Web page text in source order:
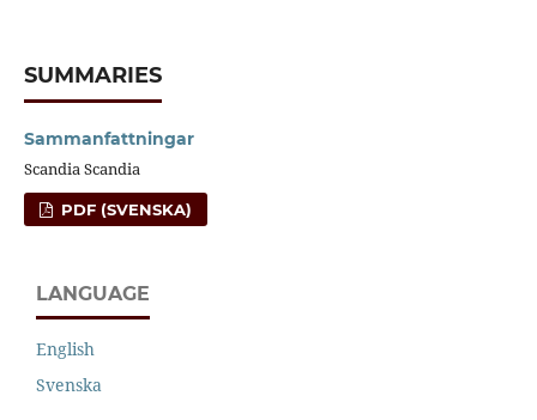
SUMMARIES
Sammanfattningar
Scandia Scandia
PDF (SVENSKA)
LANGUAGE
English
Svenska